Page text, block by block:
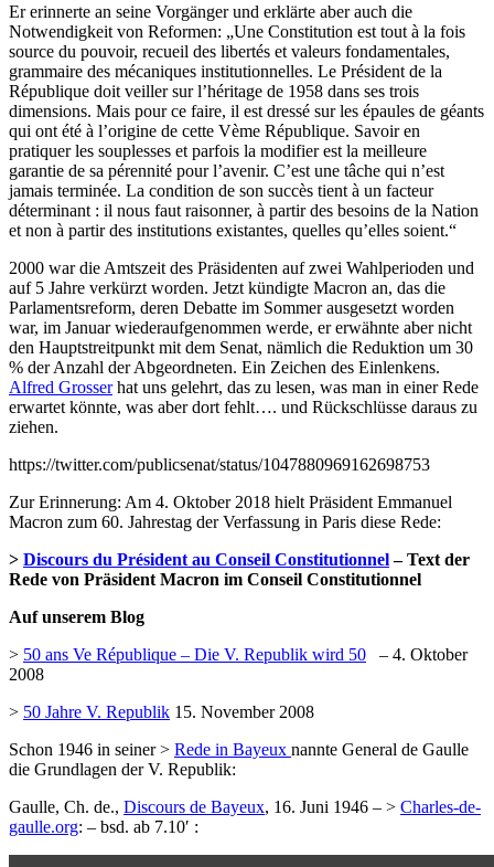
Er erinnerte an seine Vorgänger und erklärte aber auch die
Notwendigkeit von Reformen: „Une Constitution est tout à la fois
source du pouvoir, recueil des libertés et valeurs fondamentales,
grammaire des mécaniques institutionnelles. Le Président de la
République doit veiller sur l’héritage de 1958 dans ses trois
dimensions. Mais pour ce faire, il est dressé sur les épaules de géants
qui ont été à l’origine de cette Vème République. Savoir en
pratiquer les souplesses et parfois la modifier est la meilleure
garantie de sa pérennité pour l’avenir. C’est une tâche qui n’est
jamais terminée. La condition de son succès tient à un facteur
déterminant : il nous faut raisonner, à partir des besoins de la Nation
et non à partir des institutions existantes, quelles qu’elles soient.“
2000 war die Amtszeit des Präsidenten auf zwei Wahlperioden und
auf 5 Jahre verkürzt worden. Jetzt kündigte Macron an, das die
Parlamentsreform, deren Debatte im Sommer ausgesetzt worden
war, im Januar wiederaufgenommen werde, er erwähnte aber nicht
den Hauptstreitpunkt mit dem Senat, nämlich die Reduktion um 30
% der Anzahl der Abgeordneten. Ein Zeichen des Einlenkens.
Alfred Grosserhat uns gelehrt, das zu lesen, was man in einer Rede
erwartet könnte, was aber dort fehlt…. und Rückschlüsse daraus zu
ziehen.
https://twitter.com/publicsenat/status/1047880969162698753
Zur Erinnerung: Am 4. Oktober 2018 hielt Präsident Emmanuel
Macron zum 60. Jahrestag der Verfassung in Paris diese Rede:
> Discours du Président au Conseil Constitutionnel– Text der
Rede von Präsident Macron im Conseil Constitutionnel
Auf unserem Blog
> 50 ans Ve République – Die V. Republik wird 50 – 4. Oktober
2008
> 50 Jahre V. Republik 15. November 2008
Schon 1946 in seiner > Rede in Bayeux nannte General de Gaulle
die Grundlagen der V. Republik:
Gaulle, Ch. de., Discours de Bayeux, 16. Juni 1946 – > Charles-de-
gaulle.org: – bsd. ab 7.10′ :